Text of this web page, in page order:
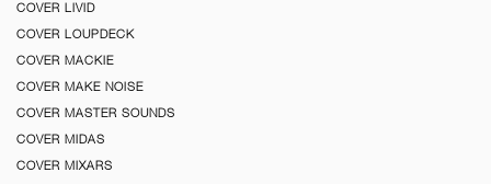
COVER LIVID
COVER LOUPDECK
COVER MACKIE
COVER MAKE NOISE
COVER MASTER SOUNDS
COVER MIDAS
COVER MIXARS